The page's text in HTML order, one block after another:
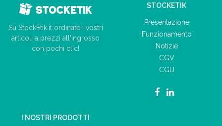
Su StockEtik.it ordinate i vostri
articoli a prezzi all'ingrosso
con pochi clic!
STOCKETIK
Presentazione
Funzionamento
Notizie
CGV
CGU
I NOSTRI PRODOTTI